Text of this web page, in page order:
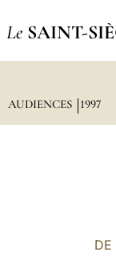
Le SAINT-
AUDIENCES 1997
DE